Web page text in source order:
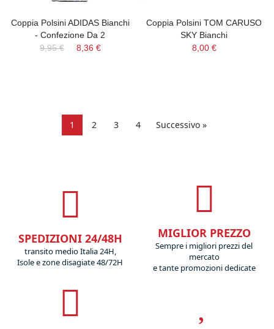
Coppia Polsini ADIDAS Bianchi
- Confezione Da 2
9,95 €
8,36 €
Coppia Polsini TOM CARUSO
SKY Bianchi
8,00 €
1 2 3 4 Successivo »
SPEDIZIONI 24/48H
transito medio Italia 24H,
Isole e zone disagiate 48/72H
MIGLIOR PREZZO
Sempre i migliori prezzi del
mercato
e tante promozioni dedicate